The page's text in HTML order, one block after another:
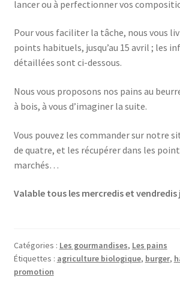
lancer ou à perfectionner vos
Pour vous faciliter la tâche, nous vous
points habituels, jusqu’au 15 avril ; les
détaillées sont ci-dessous.
Nous vous proposons nos pains au
à bois, à vous d’imaginer la suite.
Vous pouvez les commander sur notre
de quatre, et les récupérer dans les
marchés…
Valable tous les mercredis et vendredis
Catégories : Les gourmandises, Les pains
Étiquettes : agriculture biologique, burger,
promotion